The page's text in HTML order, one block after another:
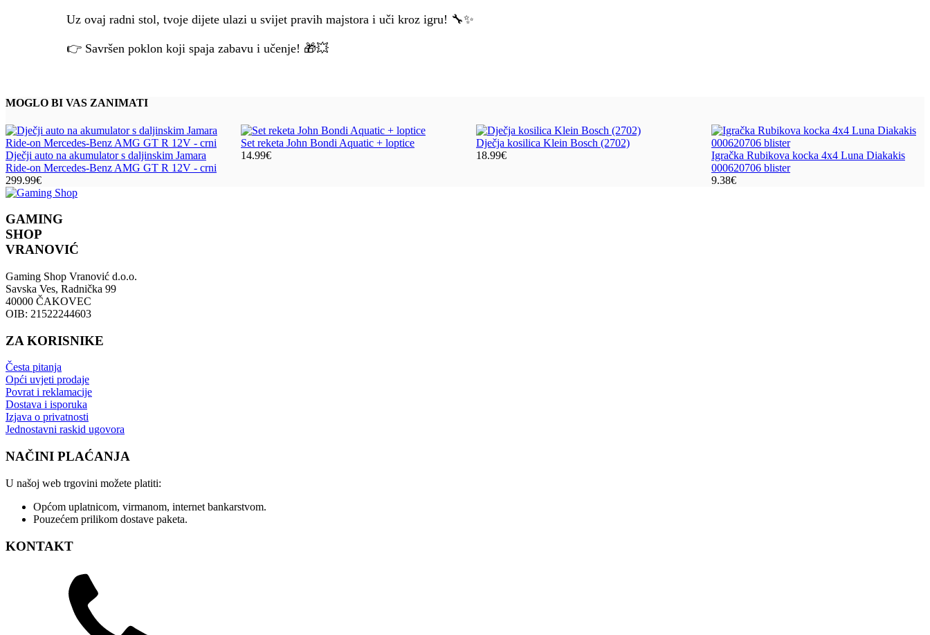
Uz ovaj radni stol, tvoje dijete ulazi u svijet pravih majstora i uči kroz igru! 🔧✨
👉 Savršen poklon koji spaja zabavu i učenje! 🎁💥
MOGLO BI VAS ZANIMATI
Dječji auto na akumulator s daljinskim Jamara
Ride-on Mercedes-Benz AMG GT R 12V - crni
299.99€
Set reketa John Bondi Aquatic + loptice
14.99€
Dječja kosilica Klein Bosch (2702)
18.99€
Igračka Rubikova kocka 4x4 Luna Diakakis
000620706 blister
9.38€
GAMING
SHOP
VRANOVIĆ
Gaming Shop Vranović d.o.o.
Savska Ves, Radnička 99
40000 ČAKOVEC
OIB: 21522244603
ZA KORISNIKE
Česta pitanja
Opći uvjeti prodaje
Povrat i reklamacije
Dostava i isporuka
Izjava o privatnosti
Jednostavni raskid ugovora
NAČINI PLAĆANJA
U našoj web trgovini možete platiti:
Općom uplatnicom, virmanom, internet bankarstvom.
Pouzećem prilikom dostave paketa.
KONTAKT